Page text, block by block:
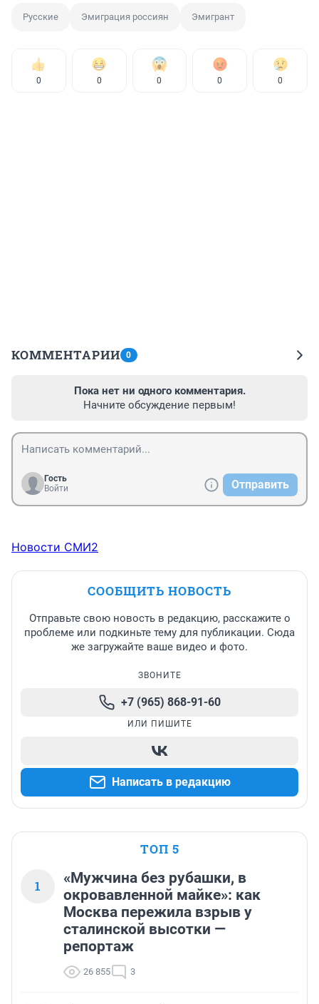
Русские Эмиграция россиян Эмигрант
0 0 0 0 0
КОММЕНТАРИИ 0
Пока нет ни одного комментария.
Начните обсуждение первым!
Гость
Войти
Отправить
Новости СМИ2
СООБЩИТЬ НОВОСТЬ
Отправьте свою новость в редакцию, расскажите о
проблеме или подкиньте тему для публикации. Сюда
же загружайте ваше видео и фото.
ЗВОНИТЕ
+7 (965) 868-91-60
ИЛИ ПИШИТЕ
Написать в редакцию
ТОП 5
1
«Мужчина без рубашки, в
окровавленной майке»: как
Москва пережила взрыв у
сталинской высотки —
репортаж
26 855 3